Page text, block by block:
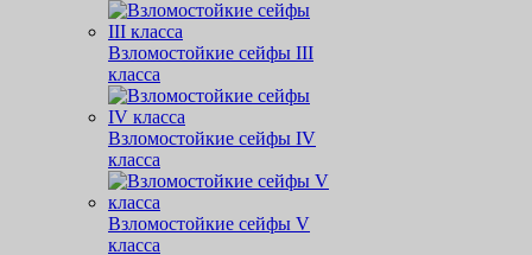
Взломостойкие сейфы III
класса
Взломостойкие сейфы IV
класса
Взломостойкие сейфы V
класса